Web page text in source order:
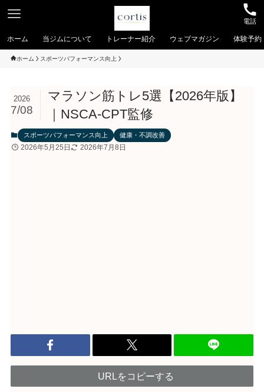
電話
ホーム 当ジムについて トレーナー紹介 ウェブマガジン 体験予約
ホーム スポーツパフォーマンス向上
マラソン筋トレ5選【2026年版】
｜NSCA-CPT監修
2026
7/08
スポーツパフォーマンス向上 健康・不調改善
2026年5月25日 2026年7月8日
URLをコピーする